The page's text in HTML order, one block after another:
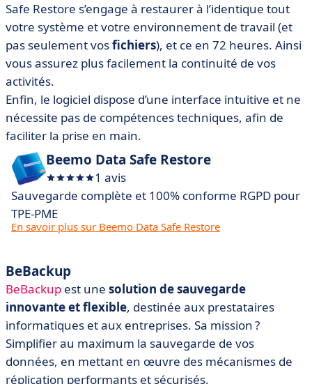
Safe Restore s’engage à restaurer à l’identique tout
votre système et votre environnement de travail (et
pas seulement vosfichiers), et ce en 72 heures. Ainsi
vous assurez plus facilement la continuité de vos
activités.
Enfin, le logiciel dispose d’une interface intuitive et ne
nécessite pas de compétences techniques, afin de
faciliter la prise en main.
Beemo Data Safe Restore
1 avis
Sauvegarde complète et 100% conforme RGPD pour
TPE-PME
En savoir plus sur Beemo Data Safe Restore
BeBackup
BeBackup est une solution de sauvegarde
innovante et flexible, destinée aux prestataires
informatiques et aux entreprises. Sa mission ?
Simplifier au maximum la sauvegarde de vos
données, en mettant en œuvre des mécanismes de
réplication performants et sécurisés.